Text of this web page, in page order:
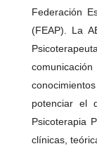
Federación
(FEAP). La
potenciar el
Psicoterapia
clínicas,